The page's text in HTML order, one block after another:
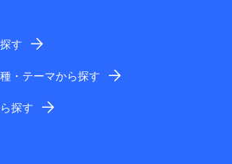
す
・テーマから探す
探す